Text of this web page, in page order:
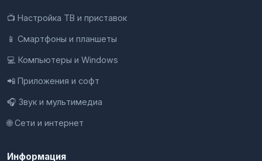
📺 Настройка ТВ и приставок
📱 Смартфоны и планшеты
💻 Компьютеры и Windows
📲 Приложения и софт
🎧 Звук и мультимедиа
🌐 Сети и интернет
Информация